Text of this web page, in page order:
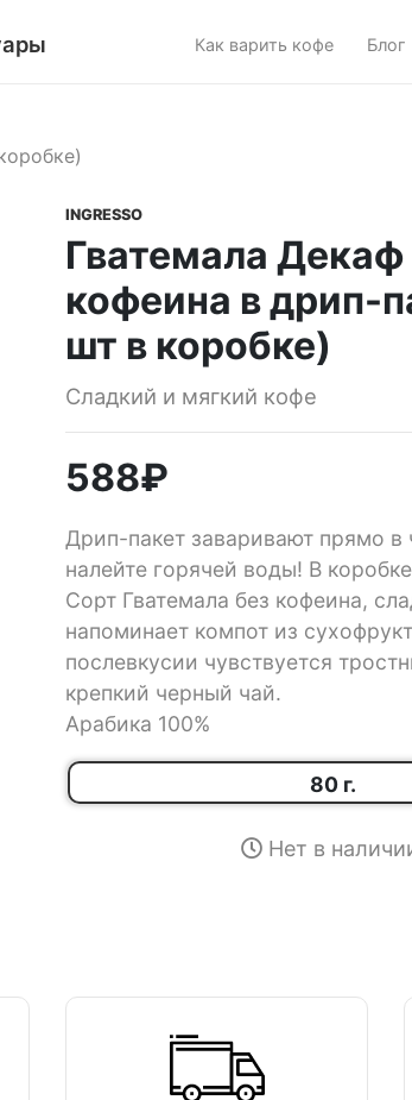
Как варить кофе Блог
INGRESSO
Гватемала Декаф
кофеина в дрип-
шт в коробке)
Сладкий и мягкий кофе
588₽
Дрип-пакет заваривают прямо
налейте горячей воды! В
Сорт Гватемала без кофеина,
напоминает компот из
послевкусии чувствуется
крепкий черный чай.
Арабика 100%
80 г.
Нет в